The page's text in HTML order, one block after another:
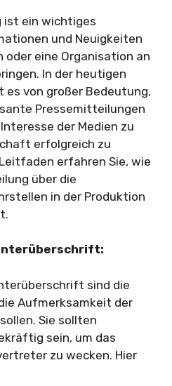
ist ein wichtiges
und Neuigkeiten
oder eine Organisation an
In der heutigen
es von großer Bedeutung,
Pressemitteilungen
der Medien zu
erfolgreich zu
erfahren Sie, wie
über die
in der Produktion
sind die
Aufmerksamkeit der
Sie sollten
sein, um das
zu wecken. Hier